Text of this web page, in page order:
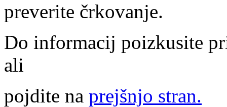
preverite črkovanje.
Do informacij poizkusite
ali
pojdite na prejšnjo stran.